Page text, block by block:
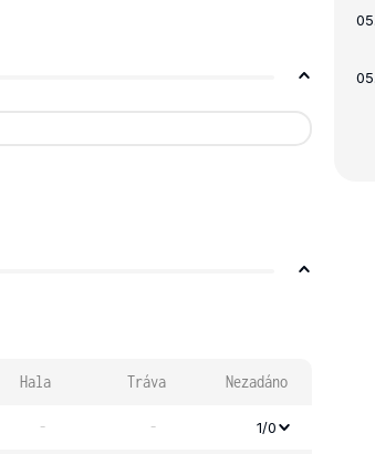
Hala Tráva Nezadáno
- - 1/0